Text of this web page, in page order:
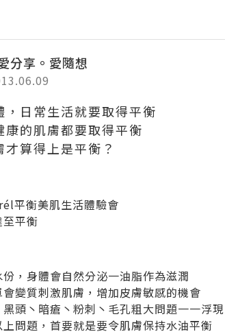
分享。愛隨想
，日常生活就要取得平衡
康的肌膚都要取得平衡
算得上是平衡？
平衡美肌生活體驗會
平衡
，身體會自然分泌一油脂作為滋潤
變質刺激肌膚，增加皮膚敏感的機會
頭丶暗瘡丶粉刺丶毛孔粗大問題一一浮現
問題，首要就是要令肌膚保持水油平衡